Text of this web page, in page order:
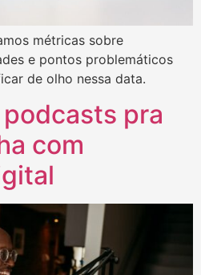
métricas sobre
e pontos problemáticos
de olho nessa data.
pra
com